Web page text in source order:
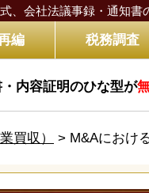
、 会社法議事録・通知書
編 税務調査
内容証明のひな型が
買収） > M&Aにおけ